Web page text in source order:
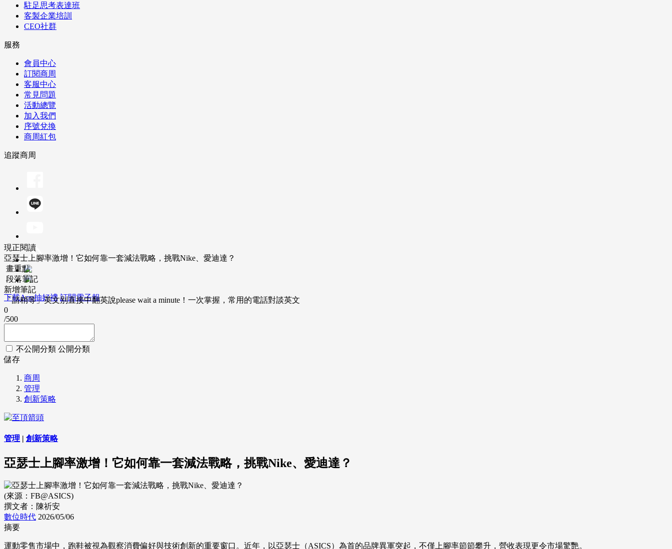
駐足思考表達班
客製企業培訓
CEO社群
服務
會員中心
訂閱商周
客服中心
常見問題
活動總覽
加入我們
序號兌換
商周紅包
追蹤商周
下載App抽好禮 訂閱電子報
現正閱讀
亞瑟士上腳率激增！它如何靠一套減法戰略，挑戰Nike、愛迪達？
畫重點
段落筆記
新增筆記
「請稍等」英文別直接中翻英說please wait a minute！一次掌握，常用的電話對談英文
0
/500
不公開分類 公開分類
儲存
商周
管理
創新策略
管理 | 創新策略
亞瑟士上腳率激增！它如何靠一套減法戰略，挑戰Nike、愛迪達？
(來源：FB@ASICS)
撰文者：陳祈安
數位時代 2026/05/06
摘要
運動零售市場中，跑鞋被視為觀察消費偏好與技術創新的重要窗口。近年，以亞瑟士（ASICS）為首的品牌異軍突起，不僅上腳率節節攀升，營收表現更令市場驚艷。